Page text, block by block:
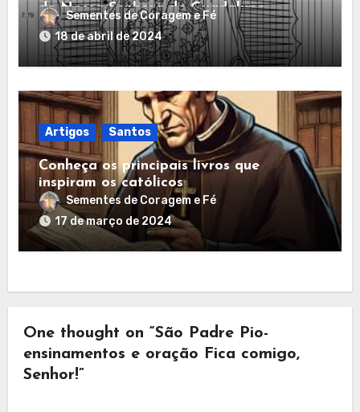
de Nossa Senhora de Guadalupe
Sementes de Coragem e Fé
18 de abril de 2024
Artigos Santos
Conheça os principais livros que
inspiram os católicos
Sementes de Coragem e Fé
17 de março de 2024
One thought on “São Padre Pio-
ensinamentos e oração Fica comigo,
Senhor!”